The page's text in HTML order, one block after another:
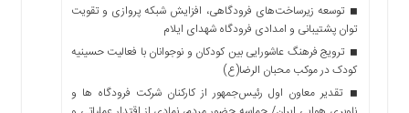
توسعه زیرساخت‌های فرودگاهی، افزایش شبکه پروازی و تقویت
توان پشتیبانی و امدادی فرودگاه شهدای ایلام
ترویج فرهنگ عاشورایی بین کودکان و نوجوانان با فعالیت حسینیه
کودک در موکب محبان الرضا(ع)
تقدیر معاون اول رئیس‌جمهور از کارکنان شرکت فرودگاه ها و